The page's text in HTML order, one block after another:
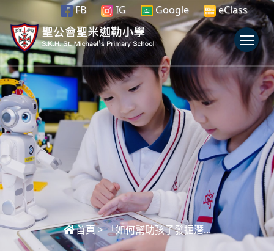
FB IG Google eClass
首頁>「如何幫助孩子發掘潛...